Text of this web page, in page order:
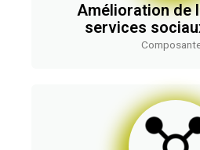
Amélioration de
services